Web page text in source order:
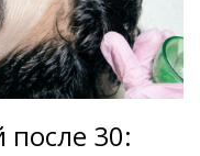
после 30: